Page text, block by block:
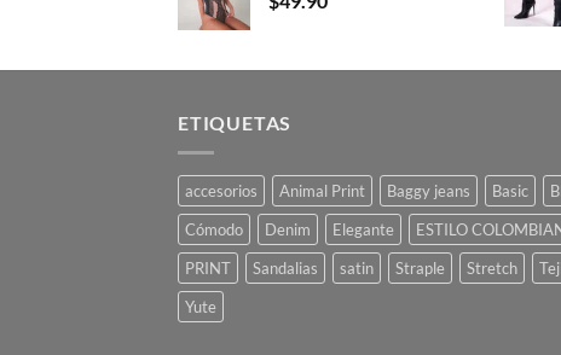
ETIQUETAS
accesorios Animal Print Baggy jeans Basic
Cómodo
Denim Elegante ESTILO
PRINT
Sandalias satin Straple Stretch
Yute